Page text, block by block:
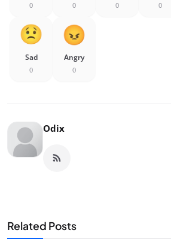
0 0 0 0
Sad
0
Angry
0
Odix
Related Posts